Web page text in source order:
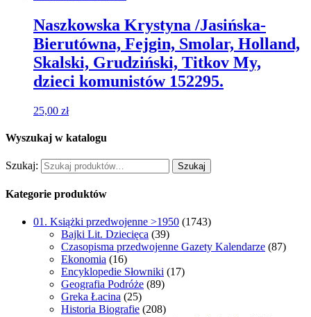
Naszkowska Krystyna /Jasińska-
Bierutówna, Fejgin, Smolar, Holland,
Skalski, Grudziński, Titkov My,
dzieci komunistów 152295.
25,00 zł
Wyszukaj w katalogu
Szukaj: Szukaj
Kategorie produktów
01. Książki przedwojenne >1950 (1743)
Bajki Lit. Dziecięca (39)
Czasopisma przedwojenne Gazety Kalendarze (87)
Ekonomia (16)
Encyklopedie Słowniki (17)
Geografia Podróże (89)
Greka Łacina (25)
Historia Biografie (208)